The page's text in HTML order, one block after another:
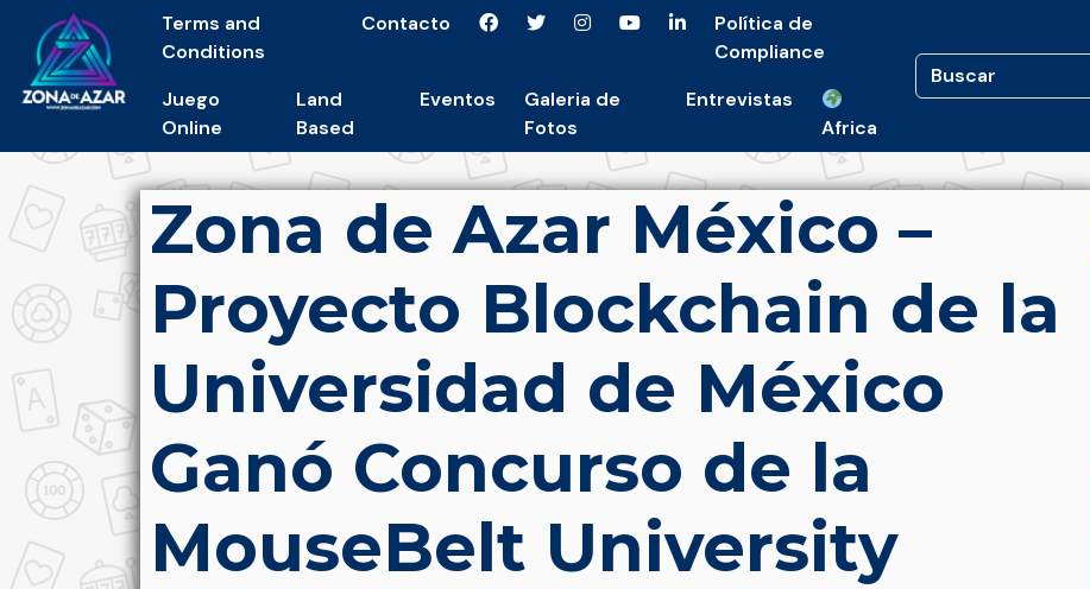
Terms and
Conditions
Contacto
Política de
Compliance
Juego
Online
Land
Based
Eventos
Galeria de
Fotos
Entrevistas
Africa
Zona de Azar México –
Proyecto Blockchain de la
Universidad de México
Ganó Concurso de la
MouseBelt University